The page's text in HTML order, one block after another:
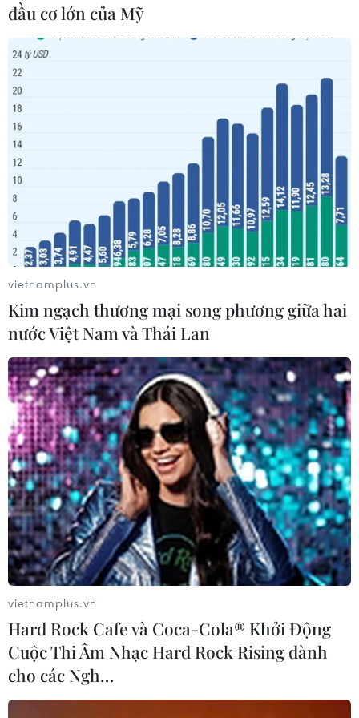
dòng smartphone Galaxy
S24 ứng dụng AI
dụng trí tuệ nhân tạo (AI).
(TTXVN/Vietnam+)
#Samsung #Galaxy Ring
#Triển lãm di động
#Thiết bị chăm sóc sức khỏe
Tây Ban Nha
Theo dõi VietnamPlus
đầu cơ lớn của Mỹ
vietnamplus.vn
Kim ngạch thương mại song phương giữa hai
nước Việt Nam và Thái Lan
vietnamplus.vn
Hard Rock Cafe và Coca-Cola® Khởi Động
Cuộc Thi Âm Nhạc Hard Rock Rising dành
cho các Ngh…